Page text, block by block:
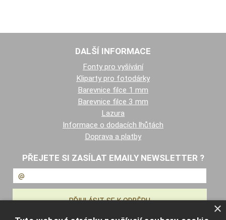
DALŠÍ INFORMACE
Fonty pro vyšívání
Kliparty pro fotodárky
Barevnice filce 1 mm
Barevnice filce 3 mm
Lazura
Informace o dodacích lhůtách
Doprava a platby
PŘEJETE SI ZASÍLAT EMAILY NEWSLETTER ?
×